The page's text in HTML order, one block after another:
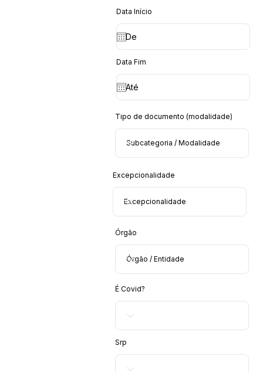
Data Início
Data Fim
Tipo de documento (modalidade)
Excepcionalidade
Órgão
É Covid?
Srp